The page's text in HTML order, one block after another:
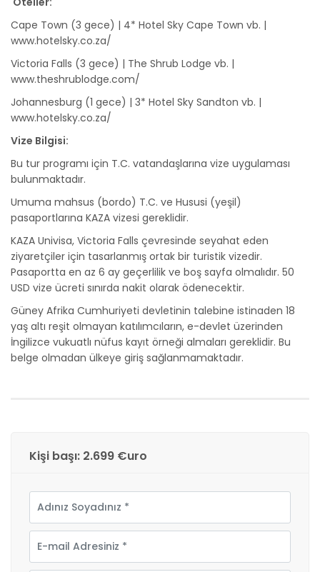
Cape Town (3 gece) | 4* Hotel Sky Cape Town vb. |
www.hotelsky.co.za/
Victoria Falls (3 gece) | The Shrub Lodge vb. |
www.theshrublodge.com/
Johannesburg (1 gece) | 3* Hotel Sky Sandton vb. |
www.hotelsky.co.za/
Vize Bilgisi:
Bu tur programı için T.C. vatandaşlarına vize uygulaması
bulunmaktadır.
Umuma mahsus (bordo) T.C. ve Hususi (yeşil)
pasaportlarına KAZA vizesi gereklidir.
KAZA Univisa, Victoria Falls çevresinde seyahat eden
ziyaretçiler için tasarlanmış ortak bir turistik vizedir.
Pasaportta en az 6 ay geçerlilik ve boş sayfa olmalıdır. 50
USD vize ücreti sınırda nakit olarak ödenecektir.
Güney Afrika Cumhuriyeti devletinin talebine istinaden 18
yaş altı reşit olmayan katılımcıların, e-devlet üzerinden
İngilizce vukuatlı nüfus kayıt örneği almaları gereklidir. Bu
belge olmadan ülkeye giriş sağlanmamaktadır.
Kişi başı: 2.699 €uro